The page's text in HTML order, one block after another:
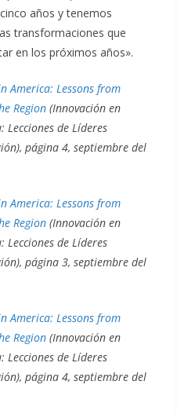
años y tenemos
transformaciones que
en los próximos años».
America: Lessons from
Region (Innovación en
Lecciones de Líderes
página 4, septiembre del
America: Lessons from
Region (Innovación en
Lecciones de Líderes
página 3, septiembre del
America: Lessons from
Region (Innovación en
Lecciones de Líderes
página 4, septiembre del